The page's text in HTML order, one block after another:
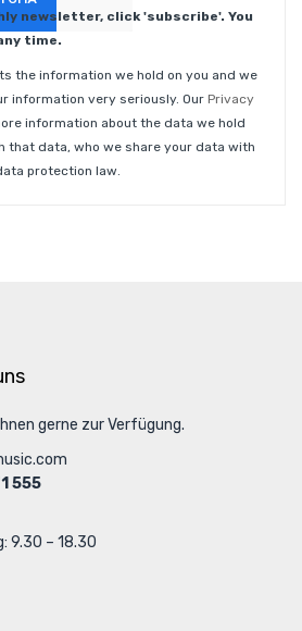
newsletter, click 'subscribe'. You
time.
the information we hold on you and we
information very seriously. Our Privacy
information about the data we hold
that data, who we share your data with
protection law.
gerne zur Verfügung.
555
9.30 – 18.30